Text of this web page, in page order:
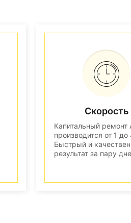
Скорость
Капитальный ремонт
производится от 1 до
Быстрый и
результат за пару